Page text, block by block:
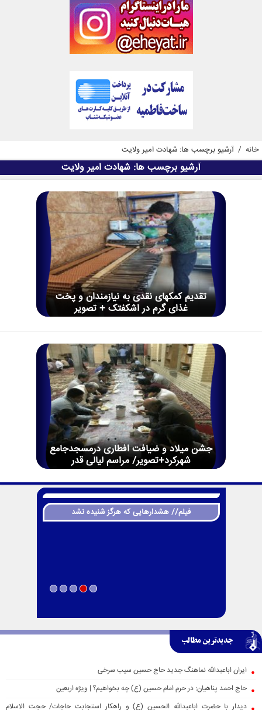
خانه / آرشیو برچسب ها: شهادت امیر ولایت
آرشیو برچسب ها: شهادت امیر ولایت
تقدیم کمکهای نقدی به نیازمندان و پخت
غذای گرم در اشکفتک + تصویر
جشن میلاد و ضیافت افطاری درمسجدجامع
شهرکرد+تصویر/ مراسم لیالی قدر
فیلم// هشدارهایی که هرگز شنیده نشد
جدیدترین مطالب
ایران اباعبدالله نماهنگ جدید حاج حسین سیب سرخی
حاج احمد پناهیان: در حرم امام حسین (ع) چه بخواهیم؟ | ویژه اربعین
دیدار با حضرت اباعبدالله الحسین (ع) و راهکار استجابت حاجات/ حجت الاسلام